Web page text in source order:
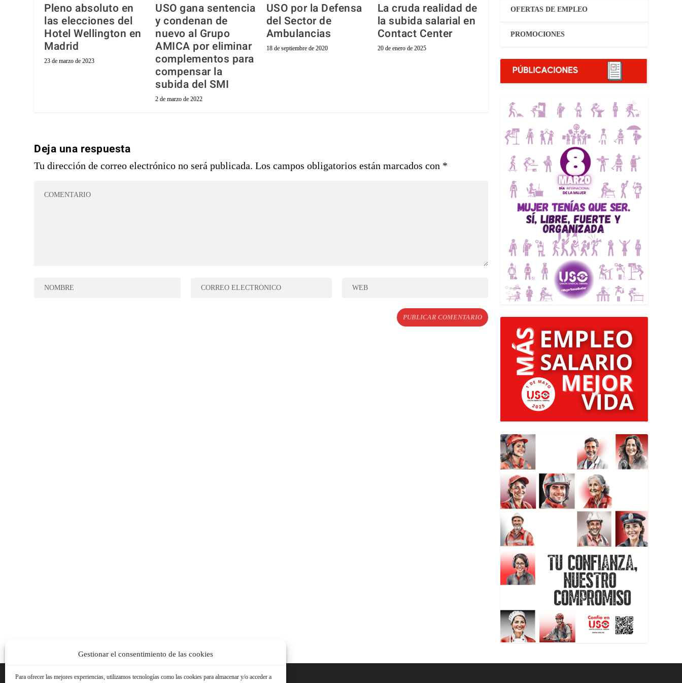
Gestionar el consentimiento de las cookies
Para ofrecer las mejores experiencias, utilizamos tecnologías como las cookies para almacenar y/o acceder a
Pleno absoluto en
las elecciones del
Hotel Wellington en
Madrid
23 de marzo de 2023
USO gana sentencia
y condenan de
nuevo al Grupo
AMICA por eliminar
complementos para
compensar la
subida del SMI
2 de marzo de 2022
USO por la Defensa
del Sector de
Ambulancias
18 de septiembre de 2020
La cruda realidad de
la subida salarial en
Contact Center
20 de enero de 2025
Deja una respuesta
Tu dirección de correo electrónico no será publicada. Los campos obligatorios están marcados con *
OFERTAS DE EMPLEO
PROMOCIONES